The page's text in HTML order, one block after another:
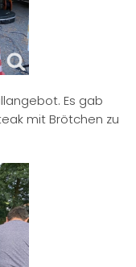
Es gab
mit Brötchen zu